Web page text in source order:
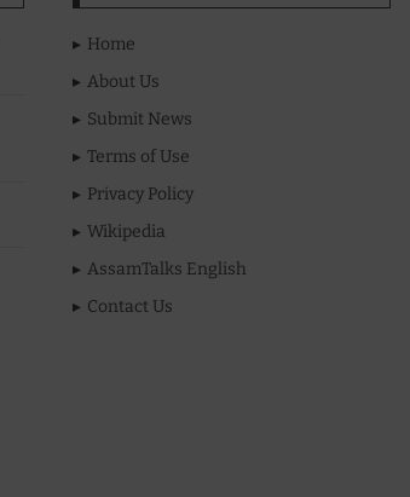
Home
About Us
Submit News
Terms of Use
Privacy Policy
Wikipedia
AssamTalks English
Contact Us